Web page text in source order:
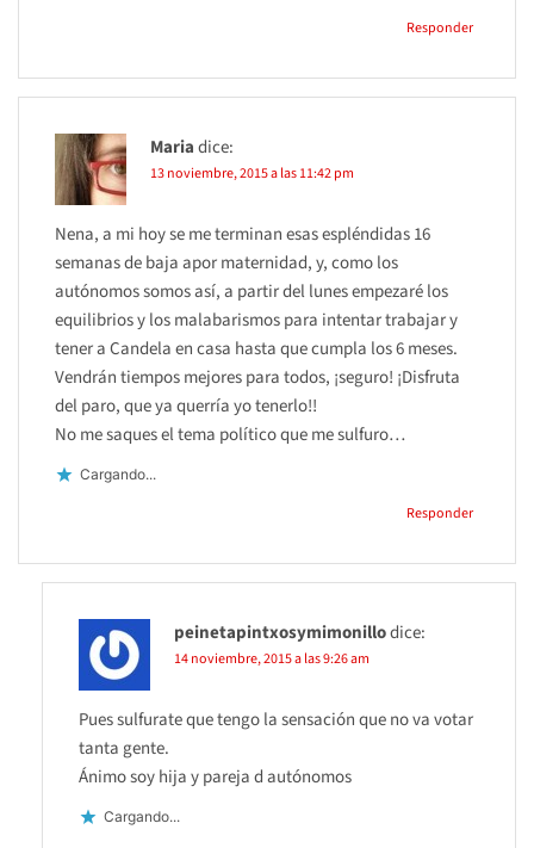
Responder
Mariadice:
13 noviembre, 2015 a las 11:42 pm
Nena, a mi hoy se me terminan esas espléndidas 16
semanas de baja apor maternidad, y, como los
autónomos somos así, a partir del lunes empezaré los
equilibrios y los malabarismos para intentar trabajar y
tener a Candela en casa hasta que cumpla los 6 meses.
Vendrán tiempos mejores para todos, ¡seguro! ¡Disfruta
del paro, que ya querría yo tenerlo!!
No me saques el tema político que me sulfuro…
Cargando...
Responder
peinetapintxosymimonillodice:
14 noviembre, 2015 a las 9:26 am
Pues sulfurate que tengo la sensación que no va votar
tanta gente.
Ánimo soy hija y pareja d autónomos
Cargando...